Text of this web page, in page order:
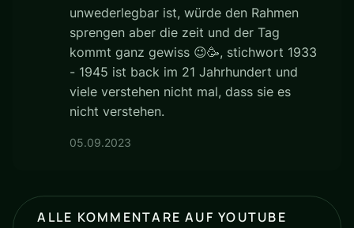
unwederlegbar ist, würde den Rahmen
sprengen aber die zeit und der Tag
kommt ganz gewiss 😉🥳, stichwort 1933
- 1945 ist back im 21 Jahrhundert und
viele verstehen nicht mal, dass sie es
nicht verstehen.
05.09.2023
ALLE KOMMENTARE AUF YOUTUBE